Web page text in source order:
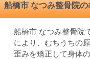
船橋市 なつみ整骨院
船橋市 なつみ整骨院
により、むちうちの
歪みを矯正して身体